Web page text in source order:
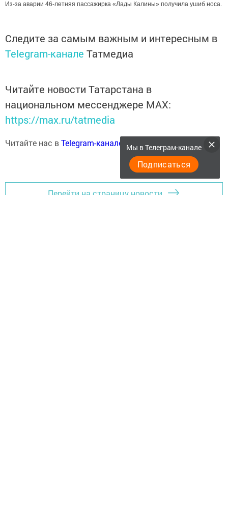
Из-за аварии 46-летняя пассажирка «Лады Калины» получила ушиб носа.
Следите за самым важным и интересным в
Telegram-канале Татмедиа
Читайте новости Татарстана в
национальном мессенджере MАХ:
https://max.ru/tatmedia
Читайте нас вTelegram-канале Высокогорские вести
Перейти на страницу новости
Мы в Телеграм-канале
Подписаться